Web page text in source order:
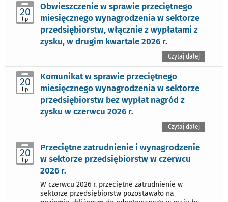
20
lip
Obwieszczenie w sprawie przeciętnego
miesięcznego wynagrodzenia w sektorze
przedsiębiorstw, włącznie z wypłatami z
zysku, w drugim kwartale 2026 r.
Czytaj dalej
20
lip
Komunikat w sprawie przeciętnego
miesięcznego wynagrodzenia w sektorze
przedsiębiorstw bez wypłat nagród z
zysku w czerwcu 2026 r.
Czytaj dalej
20
lip
Przeciętne zatrudnienie i wynagrodzenie
w sektorze przedsiębiorstw w czerwcu
2026 r.
W czerwcu 2026 r. przeciętne zatrudnienie w
sektorze przedsiębiorstw pozostawało na